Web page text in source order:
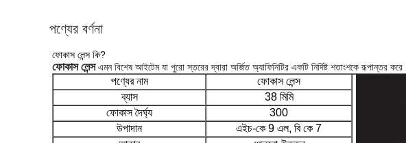
পণ্যের বর্ণনা
ফোকাস লেন্স কি?
ফোকাস লেন্স এমন বিশেষ আইটেম যা পুরো স্তরের দ্বারা অর্জিত অ্যাফিনিটির একটি নির্দিষ্ট শতাংশকে রূপান্তর করে
পণ্যের নাম
ফোকাস লেন্স
ব্যাস
38 মিমি
ফোকাস দৈর্ঘ্য
300
উপাদান
এইচ-কে 9 এল, বি কে 7